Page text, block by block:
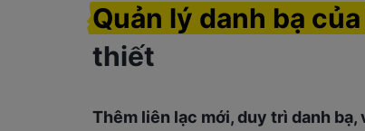
Quản lý danh bạ
thiết
Thêm liên lạc mới, duy trì danh bạ,